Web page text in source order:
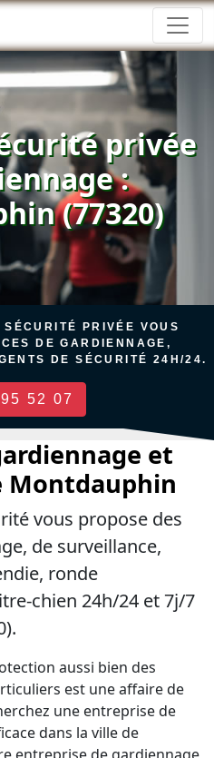
privée
:
(77320)
PRIVÉE VOUS
DE GARDIENNAGE,
DE SÉCURITÉ 24H/24.
52 07
et
Montdauphin
vous propose des
de surveillance,
ronde
chien 24h/24 et 7j/7
aussi bien des
est une affaire de
une entreprise de
dans la ville de